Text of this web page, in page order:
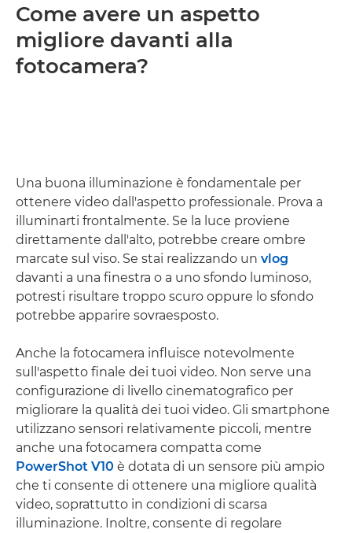
Come avere un aspetto
migliore davanti alla
fotocamera?
Una buona illuminazione è fondamentale per
ottenere video dall'aspetto professionale. Prova a
illuminarti frontalmente. Se la luce proviene
direttamente dall'alto, potrebbe creare ombre
marcate sul viso. Se stai realizzando un vlog
davanti a una finestra o a uno sfondo luminoso,
potresti risultare troppo scuro oppure lo sfondo
potrebbe apparire sovraesposto.
Anche la fotocamera influisce notevolmente
sull'aspetto finale dei tuoi video. Non serve una
configurazione di livello cinematografico per
migliorare la qualità dei tuoi video. Gli smartphone
utilizzano sensori relativamente piccoli, mentre
anche una fotocamera compatta come
PowerShot V10 è dotata di un sensore più ampio
che ti consente di ottenere una migliore qualità
video, soprattutto in condizioni di scarsa
illuminazione. Inoltre, consente di regolare